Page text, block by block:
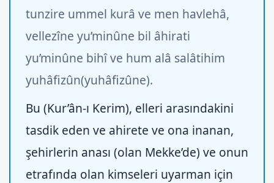
tunzire ummel kurâ ve men havlehâ,
vellezîne yu’minûne bil âhirati
yu’minûne bihî ve hum alâ salâtihim
yuhâfizûn(yuhâfizûne).
Bu (Kur’ân-ı Kerim), elleri arasındakini
tasdik eden ve ahirete ve ona inanan,
şehirlerin anası (olan Mekke’de) ve onun
etrafında olan kimseleri uyarman için